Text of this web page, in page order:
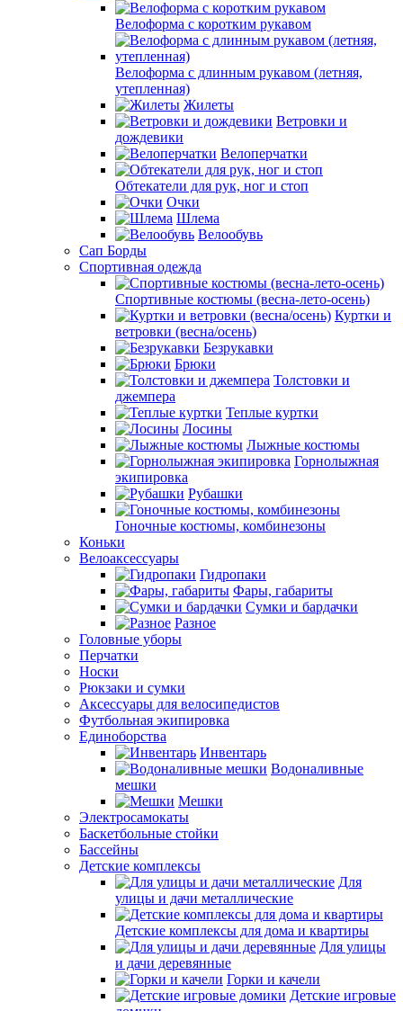
Велоформа с коротким рукавом
Велоформа с длинным рукавом (летняя,
утепленная)
Жилеты
Ветровки и
дождевики
Велоперчатки
Обтекатели для рук, ног и стоп
Очки
Шлема
Велообувь
Сап Борды
Спортивная одежда
Спортивные костюмы (весна-лето-осень)
Куртки и
ветровки (весна/осень)
Безрукавки
Брюки
Толстовки и
джемпера
Теплые куртки
Лосины
Лыжные костюмы
Горнолыжная
экипировка
Рубашки
Гоночные костюмы, комбинезоны
Коньки
Велоаксессуары
Гидропаки
Фары, габариты
Сумки и бардачки
Разное
Головные уборы
Перчатки
Носки
Рюкзаки и сумки
Аксессуары для велосипедистов
Футбольная экипировка
Единоборства
Инвентарь
Водоналивные
мешки
Мешки
Электросамокаты
Баскетбольные стойки
Бассейны
Детские комплексы
Для
улицы и дачи металлические
Детские комплексы для дома и квартиры
Для улицы
и дачи деревянные
Горки и качели
Детские игровые